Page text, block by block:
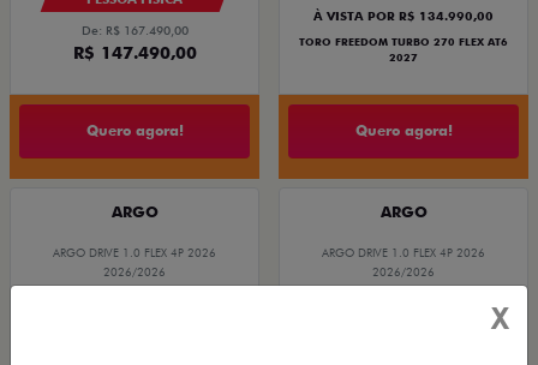
De: R$ 167.490,00
R$ 147.490,00
Quero agora!
À VISTA POR R$ 134.990,00
TORO FREEDOM TURBO 270 FLEX AT6
2027
Quero agora!
ARGO
ARGO DRIVE 1.0 FLEX 4P 2026
2026/2026
ARGO
ARGO DRIVE 1.0 FLEX 4P 2026
2026/2026
X